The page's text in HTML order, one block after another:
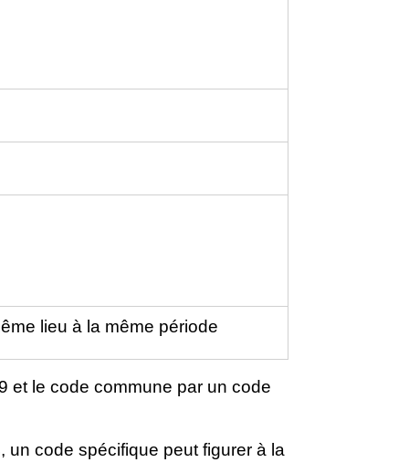
lieu à la même période
et le code commune par un code
, un code spécifique peut figurer à la